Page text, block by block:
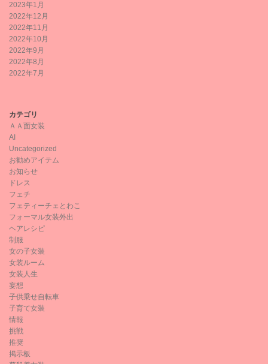
2023年1月
2022年12月
2022年11月
2022年10月
2022年9月
2022年8月
2022年7月
カテゴリ
ＡＡ面女装
AI
Uncategorized
お勧めアイテム
お知らせ
ドレス
フェチ
フェティーチェとわこ
フォーマル女装外出
ヘアレシピ
制服
女の子女装
女装ルーム
女装人生
妄想
子供乗せ自転車
子育て女装
情報
挑戦
推奨
掲示板